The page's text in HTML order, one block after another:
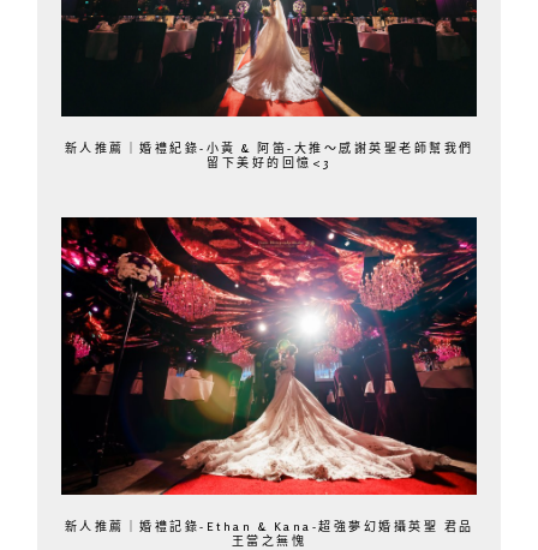
新人推薦｜婚禮紀錄-小黃 & 阿笛-大推～感謝英聖老師幫我們
留下美好的回憶<3
新人推薦｜婚禮記錄-Ethan & Kana-超強夢幻婚攝英聖 君品
王當之無愧